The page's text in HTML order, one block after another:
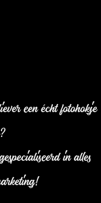
een écht fotohokje
in alles